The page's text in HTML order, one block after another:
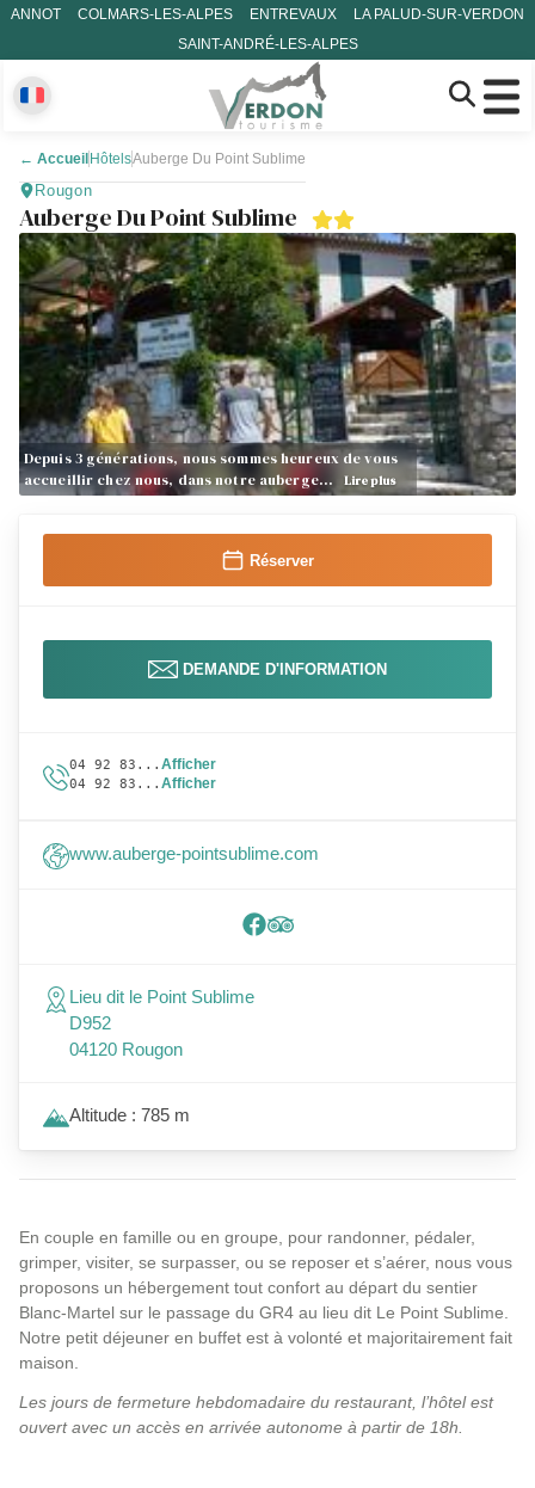
ANNOT COLMARS-LES-ALPES ENTREVAUX
LA PALUD-SUR-VERDON
SAINT-ANDRÉ-LES-ALPES
← Accueil HôtelsAuberge Du Point Sublime
Rougon
Auberge Du Point Sublime
Depuis 3 générations, nous sommes heureux de vous
accueillir chez nous, dans notre auberge…
Lire plus
En couple en famille ou en groupe, pour randonner, pédaler,
grimper, visiter, se surpasser, ou se reposer et s’aérer, nous vous
proposons un hébergement tout confort au départ du sentier
Blanc-Martel sur le passage du GR4 au lieu dit Le Point Sublime.
Notre petit déjeuner en buffet est à volonté et majoritairement fait
maison.
Les jours de fermeture hebdomadaire du restaurant, l’hôtel est
ouvert avec un accès en arrivée autonome à partir de 18h.
Réserver
DEMANDE D'INFORMATION
04 92 83... Afficher
04 92 83... Afficher
www.auberge-pointsublime.com
Lieu dit le Point Sublime
D952
04120 Rougon
Altitude : 785 m